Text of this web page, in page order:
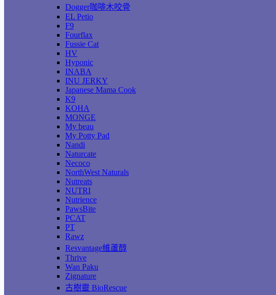
Dogger咖啡木咬骨
EL Petio
F9
Fourflax
Fussie Cat
HV
Hyponic
INABA
INU JERKY
Japanese Mama Cook
K9
KOHA
MONGE
My beau
My Potty Pad
Nandi
Naturcate
Necoco
NorthWest Naturals
Nutreats
NUTRI
Nutrience
PawsBite
PCAT
PT
Rawz
Resvantage維蘆醇
Thrive
Wan Paku
Zignature
古樹靈 BioRescue